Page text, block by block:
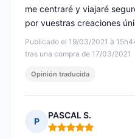
Publicado el 19/03/2021 à
tras una compra de 17/03/2021
me centraré y viajaré
por vuestras creaciones
Opinión traducida
P
PASCAL S.
Nota: 5 de 5